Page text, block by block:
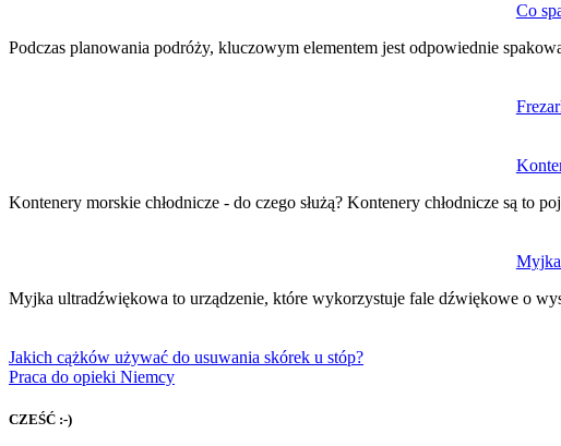
Co
Podczas planowania podróży, kluczowym elementem jest odpowiednie
Kontenery morskie chłodnicze - do czego służą? Kontenery chłodnicze są to
Myjka
Myjka ultradźwiękowa to urządzenie, które wykorzystuje fale dźwiękowe o
Jakich cążków używać do usuwania skórek u stóp?
Praca do opieki Niemcy
CZEŚĆ :-)